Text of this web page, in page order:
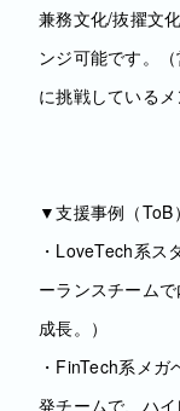
兼務文化/抜擢文
ンジ可能です。
に挑戦しているメ
▼支援事例（ToB）
・LoveTech系ス
ーランスチーム
成長。）
・FinTech系メ
発チームで、ハ